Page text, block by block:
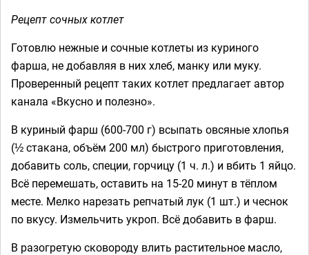
Рецепт сочных котлет
Готовлю нежные и сочные котлеты из куриного
фарша, не добавляя в них хлеб, манку или муку.
Проверенный рецепт таких котлет предлагает автор
канала «Вкусно и полезно».
В куриный фарш (600-700 г) всыпать овсяные хлопья
(½ стакана, объём 200 мл) быстрого приготовления,
добавить соль, специи, горчицу (1 ч. л.) и вбить 1 яйцо.
Всё перемешать, оставить на 15-20 минут в тёплом
месте. Мелко нарезать репчатый лук (1 шт.) и чеснок
по вкусу. Измельчить укроп. Всё добавить в фарш.
В разогретую сковороду влить растительное масло,